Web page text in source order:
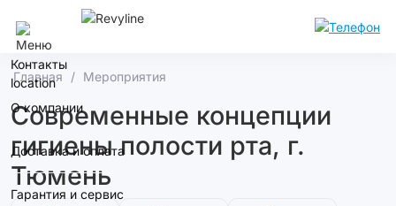
Ростов-На-Дону
Контакты
О компании
Доставка и оплата
Гарантия и сервис
Главная Мероприятия
Современные концепции
гигиены полости рта, г.
Тюмень